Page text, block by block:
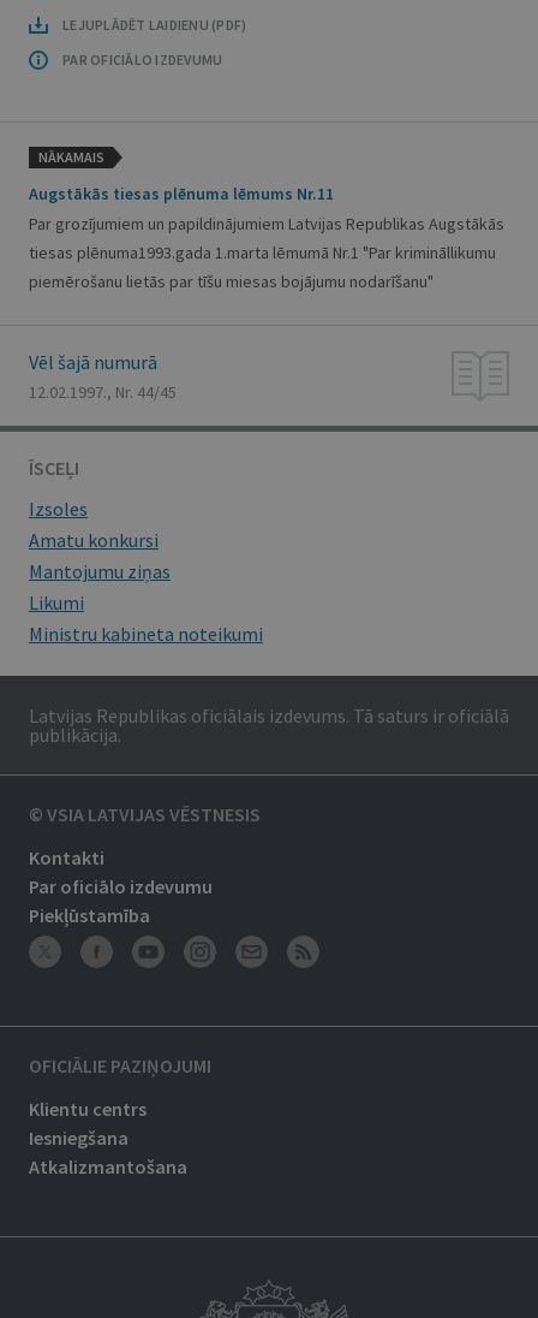
LEJUPLĀDĒT LAIDIENU (PDF)
PAR OFICIĀLO IZDEVUMU
NĀKAMAIS
Augstākās tiesas plēnuma lēmums Nr.11
Par grozījumiem un papildinājumiem Latvijas Republikas Augstākās
tiesas plēnuma1993.gada 1.marta lēmumā Nr.1 "Par krimināllikumu
piemērošanu lietās par tīšu miesas bojājumu nodarīšanu"
Vēl šajā numurā
12.02.1997., Nr. 44/45
ĪSCEĻI
Izsoles
Amatu konkursi
Mantojumu ziņas
Likumi
Ministru kabineta noteikumi
Latvijas Republikas oficiālais izdevums. Tā saturs ir oficiālā
publikācija.
© VSIA LATVIJAS VĒSTNESIS
Kontakti
Par oficiālo izdevumu
Piekļūstamība
OFICIĀLIE PAZIŅOJUMI
Klientu centrs
Iesniegšana
Atkalizmantošana